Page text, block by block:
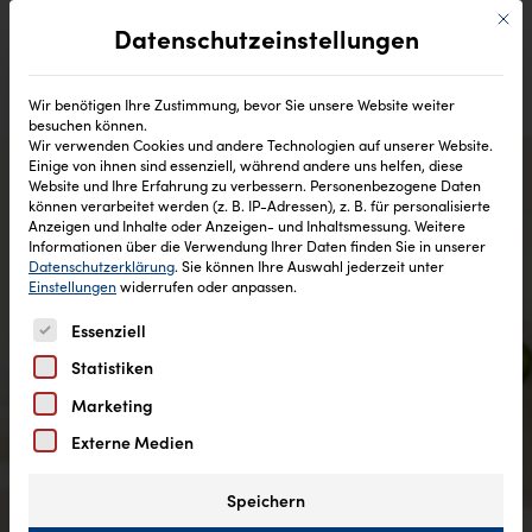
Mit
Datenschutzeinstellungen
Wir benötigen Ihre Zustimmung, bevor Sie unsere Website weiter
besuchen können.
Wir verwenden Cookies und andere Technologien auf unserer Website.
Einige von ihnen sind essenziell, während andere uns helfen, diese
Website und Ihre Erfahrung zu verbessern. Personenbezogene Daten
können verarbeitet werden (z. B. IP-Adressen), z. B. für personalisierte
Anzeigen und Inhalte oder Anzeigen- und Inhaltsmessung. Weitere
Informationen über die Verwendung Ihrer Daten finden Sie in unserer
Datenschutzerklärung. Sie können Ihre Auswahl jederzeit unter
Einstellungenwiderrufen oder anpassen.
Es folgt eine Liste der Service-Gruppen, für die eine
Essenziell
Statistiken
Marketing
Externe Medien
Speichern